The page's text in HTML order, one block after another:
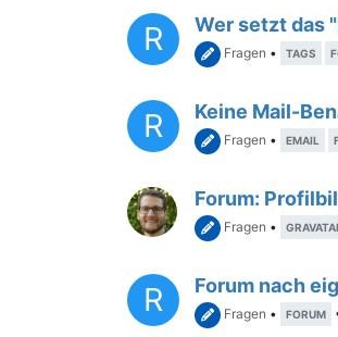
R Wer setzt das
Fragen • TAGS
R Keine Mail-
Fragen • EMAIL
Forum:
Fragen •
R Forum nach
Fragen • FORUM